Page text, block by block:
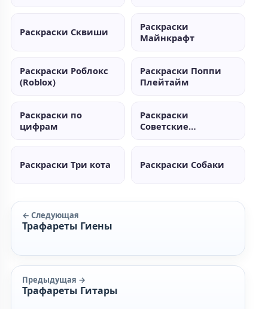
Раскраски Сквиши
Раскраски
Майнкрафт
Раскраски Роблокс
(Roblox)
Раскраски Поппи
Плейтайм
Раскраски по
цифрам
Раскраски
Советские
Раскраски Три кота Раскраски Собаки
← Следующая
Трафареты Гиены
Предыдущая →
Трафареты Гитары